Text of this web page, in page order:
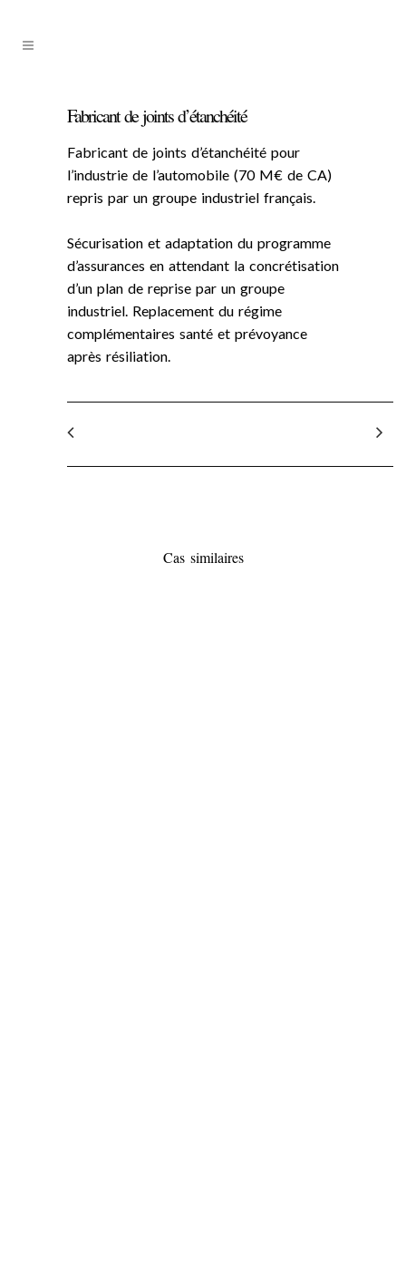
Fabricant de joints d’étanchéité
Fabricant de joints d’étanchéité pour
l’industrie de l’automobile (70 M€ de CA)
repris par un groupe industriel français.
Sécurisation et adaptation du programme
d’assurances en attendant la concrétisation
d’un plan de reprise par un groupe
industriel. Replacement du régime
complémentaires santé et prévoyance
après résiliation.
Cas similaires